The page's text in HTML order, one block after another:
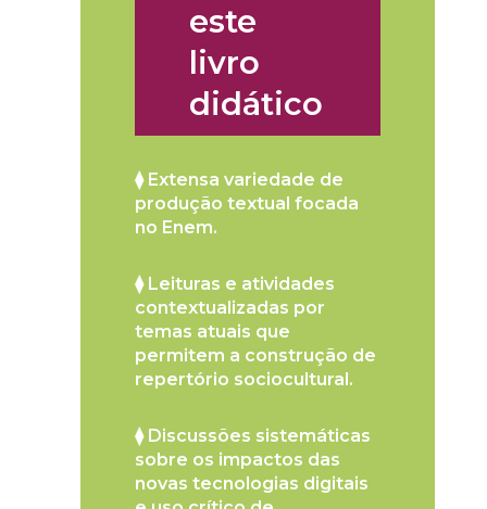
este
livro
didático
⧫ Extensa variedade de
produção textual focada
no Enem.
⧫ Leituras e atividades
contextualizadas por
temas atuais que
permitem a construção de
repertório sociocultural.
⧫ Discussões sistemáticas
sobre os impactos das
novas tecnologias digitais